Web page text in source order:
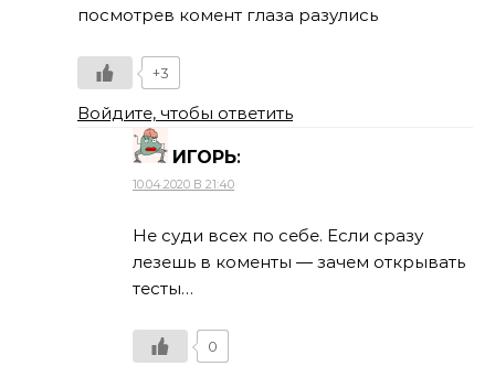
посмотрев комент глаза разулись
+3
Войдите, чтобы ответить
ИГОРЬ:
10.04.2020 В 21:40
Не суди всех по себе. Если сразу
лезешь в коменты — зачем открывать
тесты…
0